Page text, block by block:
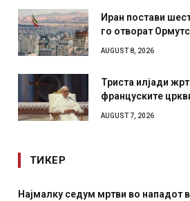
Иран постави
го отворат
AUGUST 8, 2026
Триста илјади
француските
AUGUST 7, 2026
ТИКЕР
СОЗИС: Украинците повеќе им